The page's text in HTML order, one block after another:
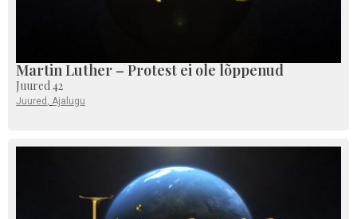
Martin Luther – Protest ei ole lõppenud
Juured 42
Juured Ajalugu